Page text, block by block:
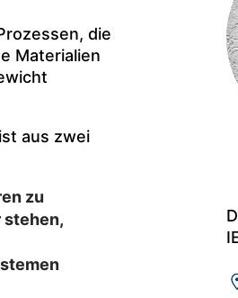
die
Materialien
aus zwei
zu
stehen,